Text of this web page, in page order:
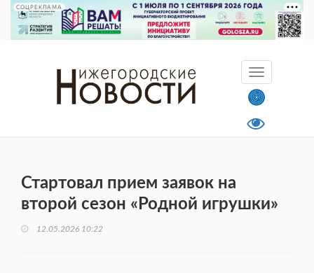
СОЦРЕКЛАМА
Стартовал прием заявок на
второй сезон «Родной игрушки»
12.05.2026 10:22